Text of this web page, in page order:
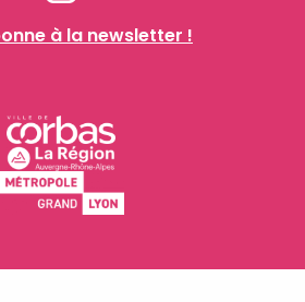
à la newsletter !